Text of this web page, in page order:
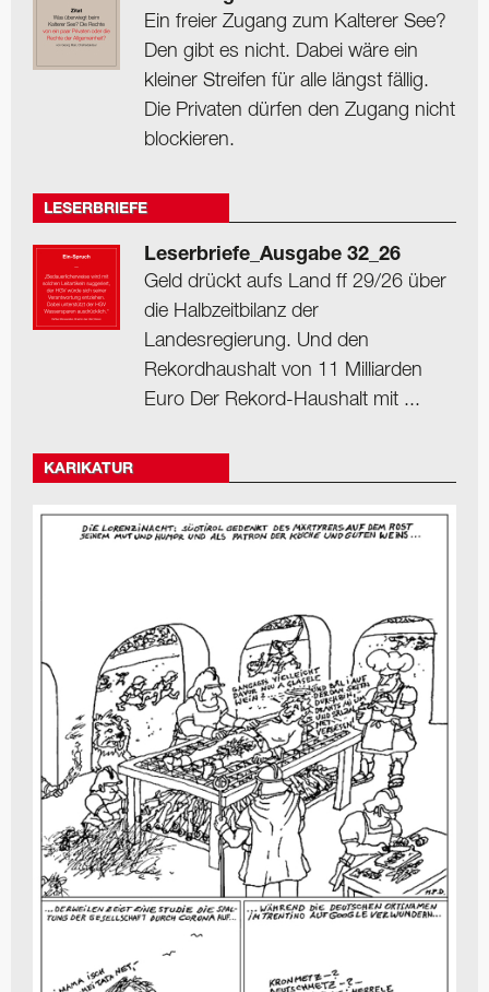
Ein freier Zugang zum Kalterer See?
Den gibt es nicht. Dabei wäre ein
kleiner Streifen für alle längst fällig.
Die Privaten dürfen den Zugang nicht
blockieren.
LESERBRIEFE
Leserbriefe_Ausgabe 32_26
Geld drückt aufs Land ff 29/26 über
die Halbzeitbilanz der
Landesregierung. Und den
Rekordhaushalt von 11 Milliarden
Euro Der Rekord-Haushalt mit ...
KARIKATUR